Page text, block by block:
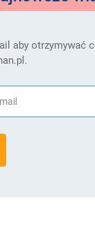
aby otrzymywać